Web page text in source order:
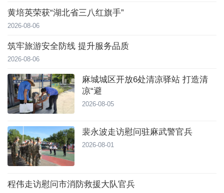
黄培英荣获“湖北省三八红旗手”
2026-08-06
筑牢旅游安全防线 提升服务品质
2026-08-06
麻城城区开放6处清凉驿站 打造清
凉“避
2026-08-05
裴永波走访慰问驻麻武警官兵
2026-08-01
程伟走访慰问市消防救援大队官兵